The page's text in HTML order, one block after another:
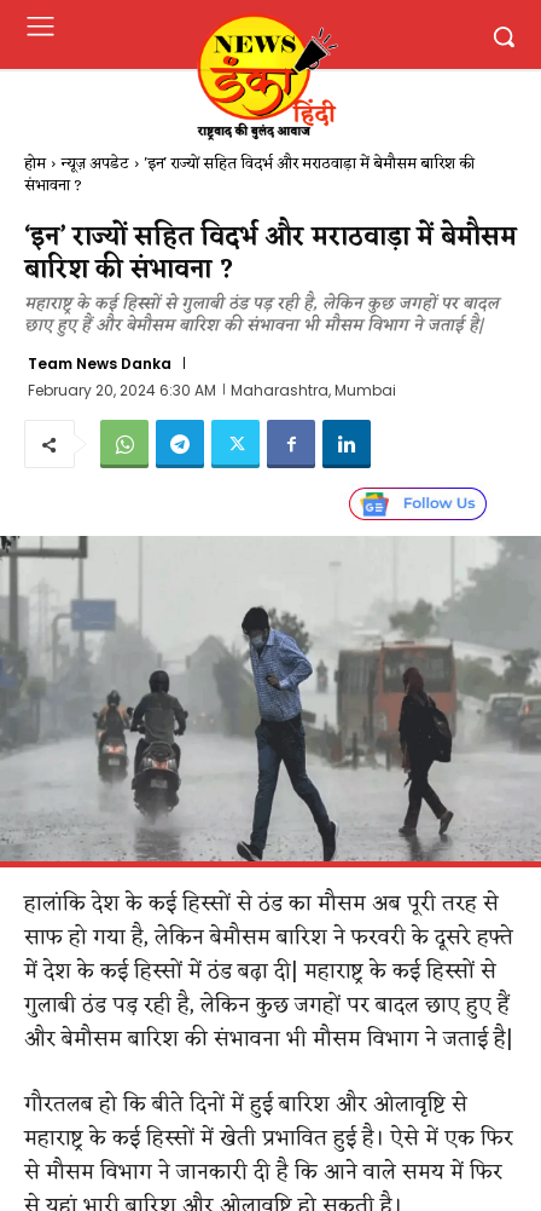
होम न्यूज़ अपडेट 'इन' राज्यों ​सहित​ विदर्भ​ और मराठवाड़ा में ​बेमौसम​ ​बारिश की ​
संभावना​ ?
‘इन’ राज्यों ​सहित​ विदर्भ​ और मराठवाड़ा में ​बेमौसम​
​बारिश की ​संभावना​ ?
महाराष्ट्र के कई हिस्सों से ​गुलाबी ठंड पड़​ रही है​​, लेकिन कुछ जगहों पर बादल
छाए हुए हैं और बेमौसम बारिश की संभावना भी मौसम विभाग ने जताई है​|
Team News Danka
February 20, 2024 6:30 AM
Maharashtra, Mumbai
हालांकि देश के कई हिस्सों से ठंड का मौसम अब पूरी तरह से
साफ हो गया है, लेकिन बेमौसम बारिश ​ने​ फरवरी के दूसरे हफ्ते
में देश के कई हिस्सों ​में​ ठंड ​बढ़ा​ दी​|​ महाराष्ट्र के कई हिस्सों से ​
गुलाबी ठंड पड़​ रही है​​, लेकिन कुछ जगहों पर बादल छाए हुए हैं
और बेमौसम बारिश की संभावना भी मौसम विभाग ने जताई है​|​
गौरतलब हो कि बीते दिनों में हुई बारिश और ओलावृष्टि से
महाराष्ट्र के कई हिस्सों में खेती प्रभावित हुई है। ऐसे मेंएकफिर
से मौसम विभाग ने जानकारी दी है कि आने वाले समय में फिर